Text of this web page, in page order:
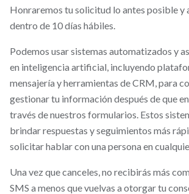
Honraremos tu solicitud lo antes posible y
dentro de 10 días hábiles.
Podemos usar sistemas automatizados y
en inteligencia artificial, incluyendo
mensajería y herramientas de CRM, para
gestionar tu información después de que
través de nuestros formularios. Estos
brindar respuestas y seguimientos más
solicitar hablar con una persona en
Una vez que canceles, no recibirás más
SMS a menos que vuelvas a otorgar tu